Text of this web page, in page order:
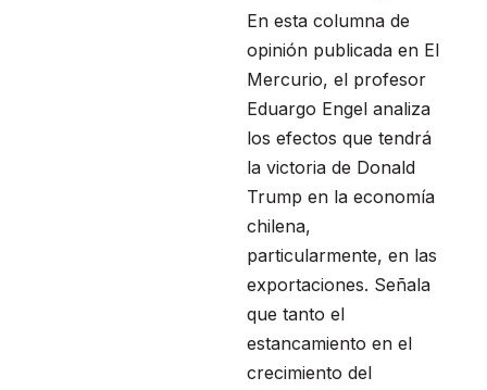
En esta columna de
opinión publicada en El
Mercurio, el profesor
Eduargo Engel analiza
los efectos que tendrá
la victoria de Donald
Trump en la economía
chilena,
particularmente, en las
exportaciones. Señala
que tanto el
estancamiento en el
crecimiento del